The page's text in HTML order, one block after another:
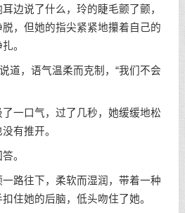
边说了什么，玲的睫毛颤了颤，
，但她的指尖紧紧地攥着自己的
。
道，语气温柔而克制，“我们不会
一口气，过了几秒，她缓缓地松
有推开。
。
路往下，柔软而湿润，带着一种
住她的后脑，低头吻住了她。